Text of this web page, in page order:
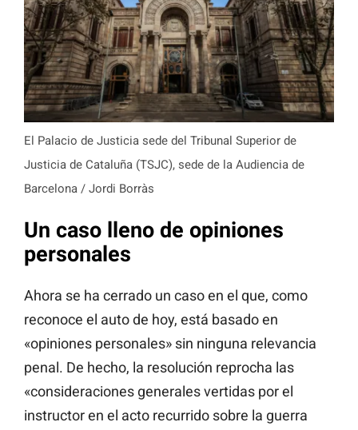
El Palacio de Justicia sede del Tribunal Superior de
Justicia de Cataluña (TSJC), sede de la Audiencia de
Barcelona / Jordi Borràs
Un caso lleno de opiniones
personales
Ahora se ha cerrado un caso en el que, como
reconoce el auto de hoy, está basado en
«opiniones personales» sin ninguna relevancia
penal. De hecho, la resolución reprocha las
«consideraciones generales vertidas por el
instructor en el acto recurrido sobre la guerra